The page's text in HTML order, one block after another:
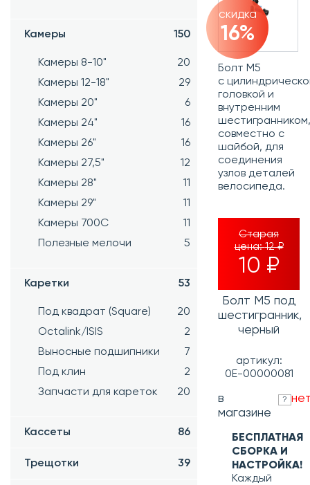
Камеры 150
Камеры 8-10"
20
Камеры 12-18"
29
Камеры 20"
6
Камеры 24"
16
Камеры 26"
16
Камеры 27,5"
12
Камеры 28"
11
Камеры 29"
11
Камеры 700C
11
Полезные мелочи
5
Каретки 53
Под квадрат (Square)
20
Octalink/ISIS
2
Выносные подшипники
7
Под клин
2
Запчасти для кареток
20
Кассеты 86
Трещотки 39
скидка
16%
Болт М5
с
головкой и
внутренним
совместно с
шайбой, для
соединения
узлов деталей
велосипеда.
Старая
цена:12 ₽
10 ₽
Болт M5 под
шестигранник,
черный
артикул:
0Е-00000081
в
магазине
?
БЕСПЛАТНАЯ
СБОРКА И
НАСТРОЙКА!
Каждый